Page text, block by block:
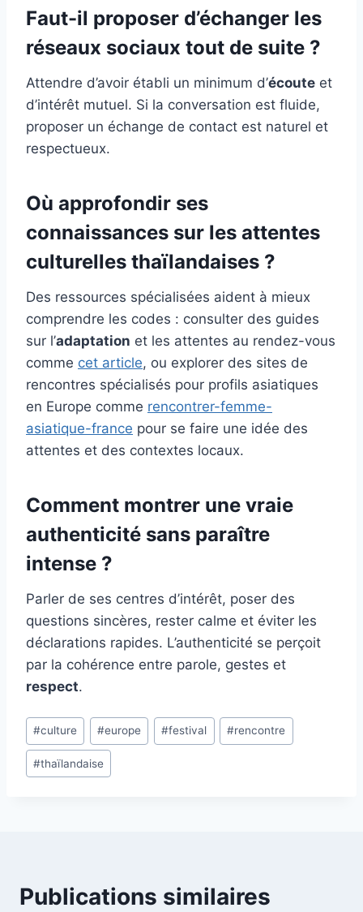
Faut-il proposer d’échanger les
réseaux sociaux tout de suite ?
Attendre d’avoir établi un minimum d’écoute et
d’intérêt mutuel. Si la conversation est fluide,
proposer un échange de contact est naturel et
respectueux.
Où approfondir ses
connaissances sur les attentes
culturelles thaïlandaises ?
Des ressources spécialisées aident à mieux
comprendre les codes : consulter des guides
sur l’adaptation et les attentes au rendez-vous
comme cet article, ou explorer des sites de
rencontres spécialisés pour profils asiatiques
en Europe comme rencontrer-femme-
asiatique-france pour se faire une idée des
attentes et des contextes locaux.
Comment montrer une vraie
authenticité sans paraître
intense ?
Parler de ses centres d’intérêt, poser des
questions sincères, rester calme et éviter les
déclarations rapides. L’authenticité se perçoit
par la cohérence entre parole, gestes et
respect.
Étiquettes
de
la
#culture #europe #festival #rencontre
#thaïlandaise
Publications similaires